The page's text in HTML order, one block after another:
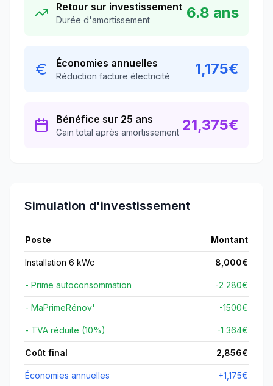
Retour sur investissement
Durée d'amortissement 6.8 ans
Économies annuelles
Réduction facture électricité 1,175€
Bénéfice sur 25 ans
Gain total après amortissement 21,375€
Simulation d'investissement
Poste Montant
Installation 6 kWc 8,000€
- Prime autoconsommation -2 280€
- MaPrimeRénov' -1500€
- TVA réduite (10%) -1 364€
Coût final 2,856€
Économies annuelles +1,175€